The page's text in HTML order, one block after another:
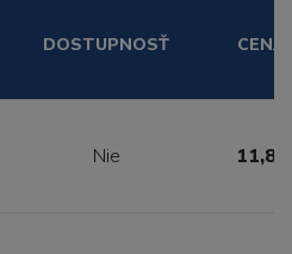
DOSTUPNOSŤ CENA
Nie